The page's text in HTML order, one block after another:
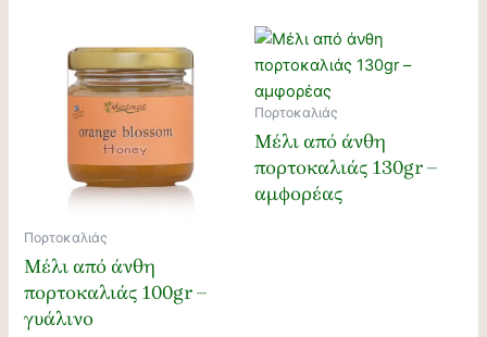
Πορτοκαλιάς
Μέλι από άνθη
πορτοκαλιάς 100gr –
γυάλινο
Πορτοκαλιάς
Μέλι από άνθη
πορτοκαλιάς 130gr –
αμφορέας